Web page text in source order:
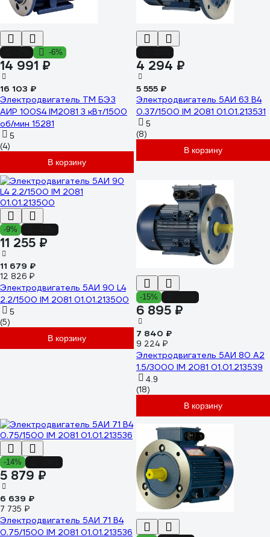
-6%
14 991 ₽
16 103 ₽
Электродвигатель ТМ БЭЗ
АИР 100S4 IM2081 3 кВт/1500
об/мин 15281
5
(4)
В корзину
4 294 ₽
5 555 ₽
Электродвигатель 5АИ 63 В4
0.37/1500 IM 2081 01.01.213531
5
(8)
В корзину
-9%
11 255 ₽
11 679 ₽
12 826 ₽
Электродвигатель 5АИ 90 L4
2.2/1500 IM 2081 01.01.213500
5
(5)
В корзину
-15%
6 895 ₽
7 840 ₽
9 224 ₽
Электродвигатель 5АИ 80 А2
1.5/3000 IM 2081 01.01.213539
4.9
(18)
В корзину
-14%
5 879 ₽
6 639 ₽
7 735 ₽
Электродвигатель 5АИ 71 В4
0.75/1500 IM 2081 01.01.213536